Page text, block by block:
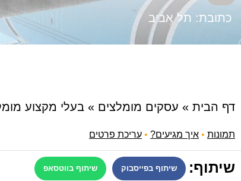
כתובת: תל אביב
דף הבית » עסקים מומלצים » בעלי מקצוע
תמונות • איך מגיעים? • עריכת פרטים
שיתוף: שיתוף בפייסבוק שיתוף בווטסאפ